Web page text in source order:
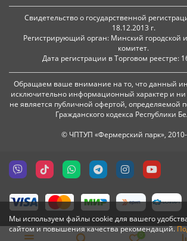
Мы используем файлы cookie для вашего
сайтом и повышения качества рекомендаций.
Свидетельство о государственной
18.12.2013 г.
Регистрирующий орган: Минский городской
комитет.
Дата регистрации в Торговом реестре:
Обращаем ваше внимание на то, что данный
исключительно информационный характер и ни
не является публичной офертой, определяемой
Гражданского кодекса Республики
© ЧПТУП «Фермерский парк»,
0